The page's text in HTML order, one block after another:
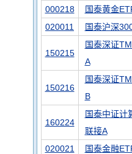
000218
国泰黄金
020011
国泰沪深
150215
国泰深证
A
150216
国泰深证
B
160224
国泰中证计
联接A
020021 国泰金融